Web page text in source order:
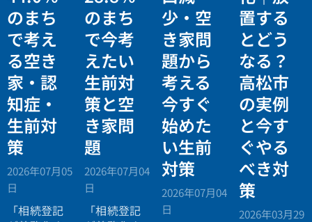
のまち
で考え
る空き
家・認
知症・
生前対
策
2026年07月05
日
「相続登記
のまち
で今考
えたい
生前対
策と空
き家問
題
2026年07月04
日
「相続登記
少・空
き家問
題から
考える
今すぐ
始めた
い生前
対策
2026年07月04
日
置する
とどう
なる？
高松市
の実例
と今す
ぐやる
べき対
策
2026年03月29